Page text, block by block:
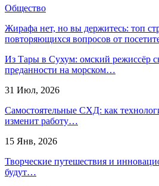
Общество
Жирафа нет, но вы держитесь: топ
повторяющихся вопросов от
Из Тары в Сухум: омский режиссёр
преданности на морском…
31 Июл, 2026
Самостоятельные СХД: как
изменит работу…
15 Янв, 2026
Творческие путешествия и
будут…